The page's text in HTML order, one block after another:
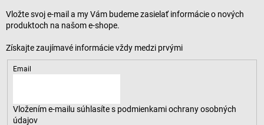
Vložte svoj e-mail a my Vám budeme zasielať informácie o nových
produktoch na našom e-shope.
Email
Vložením e-mailu súhlasíte s podmienkami ochrany osobných
údajov